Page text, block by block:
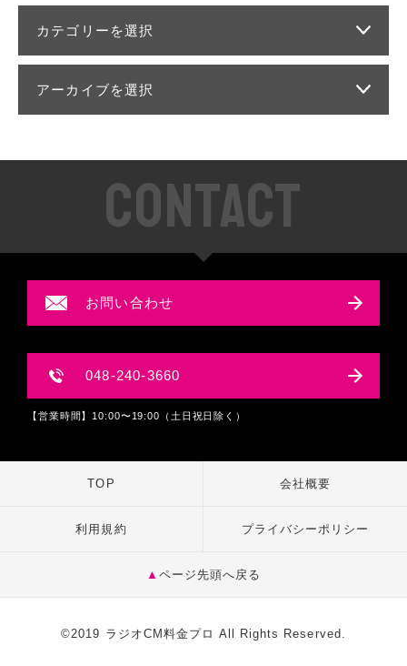
カテゴリーを選択
アーカイブを選択
CONTACT
お問い合わせ
048-240-3660
【営業時間】10:00〜19:00（土日祝日除く）
TOP 会社概要
利用規約 プライバシーポリシー
▲ ページ先頭へ戻る
©2019 ラジオCM料金プロ All Rights Reserved.